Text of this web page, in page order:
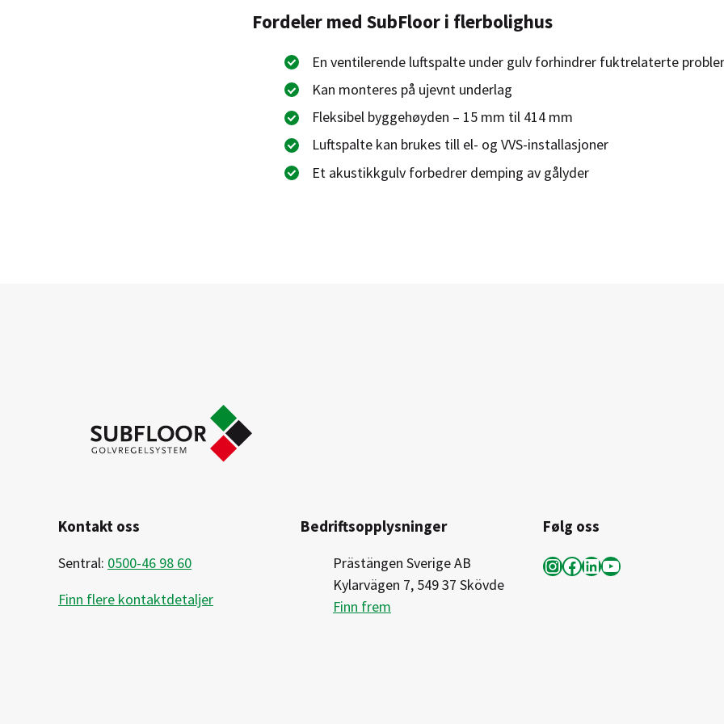
Fordeler med SubFloor i flerbolighus
En ventilerende luftspalte under gulv forhindrer fuktrelaterte
Kan monteres på ujevnt underlag
Fleksibel byggehøyden – 15 mm til 414 mm
Luftspalte kan brukes till el- og VVS-installasjoner
Et akustikkgulv forbedrer demping av gålyder
Kontakt oss
Sentral: 0500-46 98 60
Finn flere kontaktdetaljer
Bedriftsopplysninger
Prästängen Sverige AB
Kylarvägen 7, 549 37 Skövde
Finn frem
Følg oss
InstagramFacebook LinkedIn YouTube